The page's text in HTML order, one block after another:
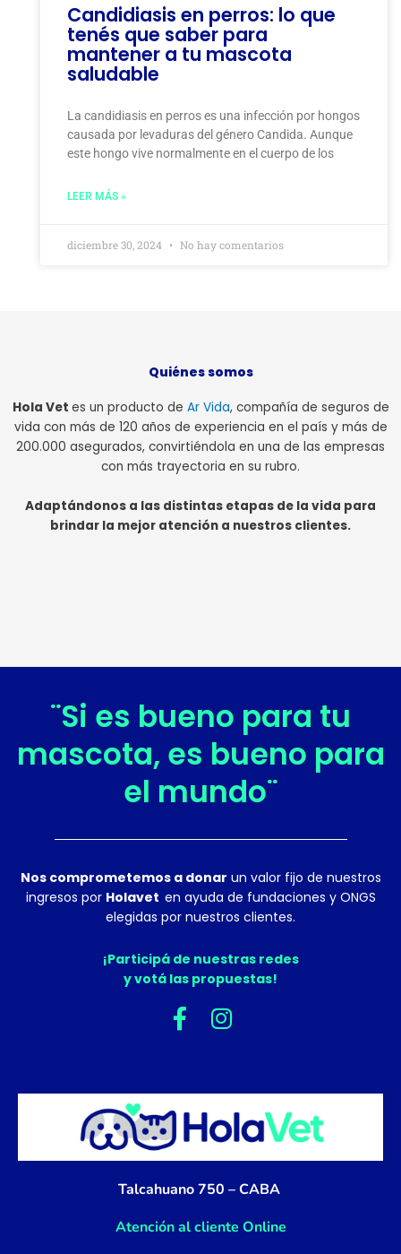
Candidiasis en perros: lo que
tenés que saber para
mantener a tu mascota
saludable
La candidiasis en perros es una infección por hongos
causada por levaduras del género Candida. Aunque
este hongo vive normalmente en el cuerpo de los
LEER MÁS »
diciembre 30, 2024 No hay comentarios
Quiénes somos
Hola Vet es un producto de Ar Vida, compañía de seguros de
vida con más de 120 años de experiencia en el país y más de
200.000 asegurados, convirtiéndola en una de las empresas
con más trayectoria en su rubro.
Adaptándonos a las distintas etapas de la vida para
brindar la mejor atención a nuestros clientes.
¨Si es bueno para tu
mascota, es bueno para
el mundo¨
Nos comprometemos a donar un valor fijo de nuestros
ingresos por Holavet en ayuda de fundaciones y ONGS
elegidas por nuestros clientes.
¡Participá de nuestras redes
y votá las propuestas!
F
a
e
b
o
o
k
-
f
I
t
g
r
a
m
Talcahuano 750 – CABA
Atención al cliente Online